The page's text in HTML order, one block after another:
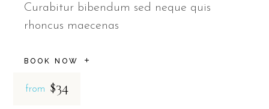
Curabitur bibendum sed neque quis
rhoncus maecenas
BOOK NOW
from $34